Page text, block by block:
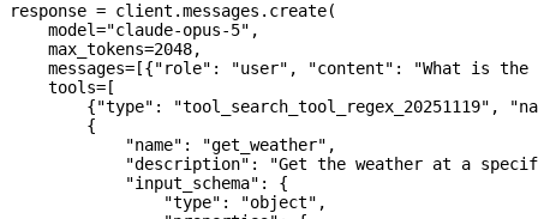
response = client.messages.create(
    model
="claude-opus-5" ,
    max_tokens
=2048,
    messages
= [{"role" : "user" , "content" :
"What is the
    tools
= [
        {
"type" : "tool_search_tool_regex_20251119" ,
        {
            "name"
: "get_weather" ,
            "description"
:
"Get the weather at a
            "input_schema"
: {
                "type"
: "object" ,